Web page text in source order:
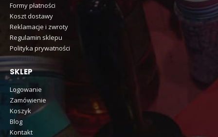
Formy płatności
Koszt dostawy
Reklamacje i zwroty
Regulamin sklepu
Polityka prywatności
SKLEP
Logowanie
Zamówienie
Koszyk
Blog
Kontakt